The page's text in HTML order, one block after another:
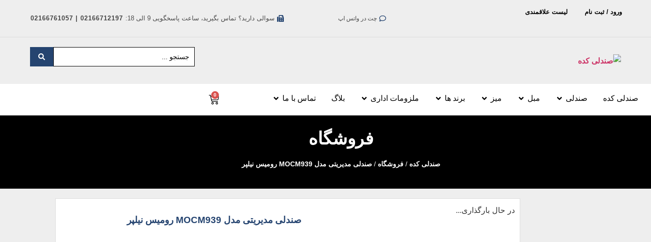
ورود / ثبت نام لیست علاقمندی
چت در واتس اپ سوالی دارید؟ تماس بگیرید، ساعت پاسخگویی 9 الی 18:
صندلی کده صندلی مبل میز برند ها ملزومات اداری بلاگ تماس با ما 0
فروشگاه
صندلی کده / فروشگاه / صندلی مدیریتی مدل MOCM939 رومیس نیلپر
در حال بارگذاری...
صندلی مدیریتی مدل MOCM939 رومیس نیلپر